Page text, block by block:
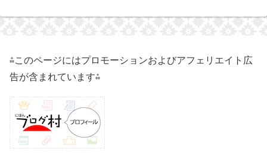
⁂このページにはプロモーションおよびアフェリエイト広
告が含まれています⁂